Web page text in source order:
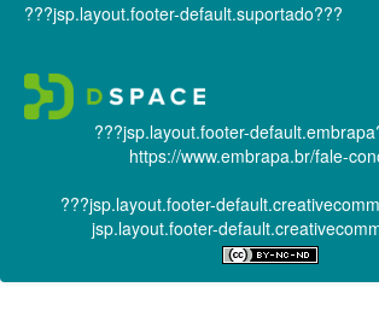
???jsp.layout.footer-default.suportado???
???jsp.layout.footer-
https://www.embrapa.br/fale-
???jsp.layout.footer-
jsp.layout.footer-